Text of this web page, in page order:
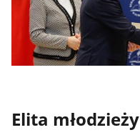
Elita młodzieży